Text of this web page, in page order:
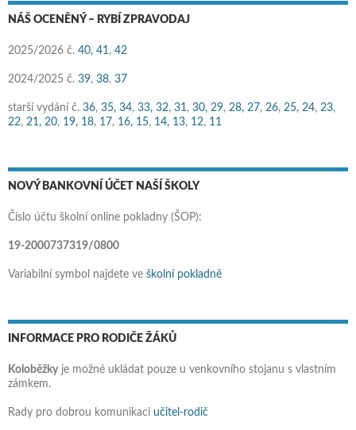
NÁŠ OCENĚNÝ – RYBÍ ZPRAVODAJ
2025/2026 č. 40, 41, 42
2024/2025 č. 39, 38, 37
starší vydání č. 36, 35, 34, 33, 32, 31, 30, 29, 28, 27, 26, 25, 24, 23,
22, 21, 20, 19, 18, 17, 16, 15, 14, 13, 12, 11
NOVÝ BANKOVNÍ ÚČET NAŠÍ ŠKOLY
Číslo účtu školní online pokladny (ŠOP):
19-2000737319/0800
Variabilní symbol najdete ve školní pokladně
INFORMACE PRO RODIČE ŽÁKŮ
Koloběžkyje možné ukládat pouze u venkovního stojanu s vlastním
zámkem.
Rady pro dobrou komunikaci učitel-rodič